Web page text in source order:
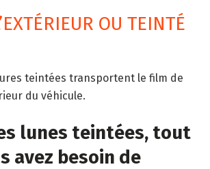
OU TEINTÉ
teintées transportent le film de
du véhicule.
lunes teintées, tout
avez besoin de